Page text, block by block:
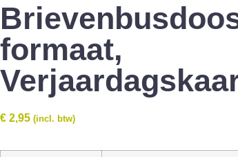
formaat,
€ 2,95 (incl. btw)